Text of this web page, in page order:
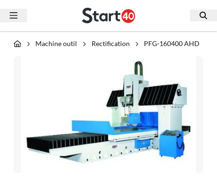
Machine outil Rectification PFG-160400 AHD